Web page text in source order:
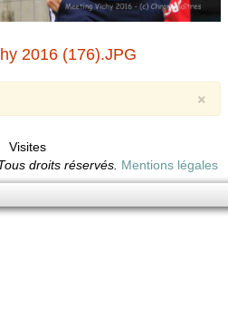
2016 (176).JPG
×
Visites
droits réservés. Mentions légales